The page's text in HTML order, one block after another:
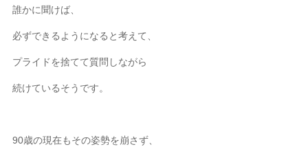
誰かに聞けば、
必ずできるようになると考えて、
プライドを捨てて質問しながら
続けているそうです。
90歳の現在もその姿勢を崩さず、